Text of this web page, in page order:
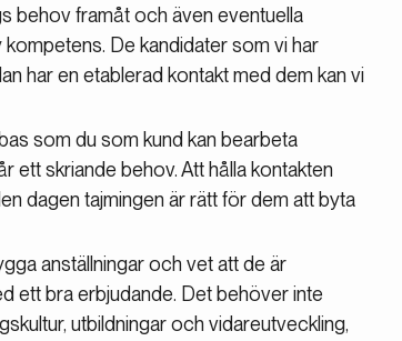
behov framåt och även eventuella
De kandidater som vi har
har en etablerad kontakt med dem kan vi
som du som kund kan bearbeta
ett skriande behov. Att hålla kontakten
dagen tajmingen är rätt för dem att byta
anställningar och vet att de är
ett bra erbjudande. Det behöver inte
utbildningar och vidareutveckling,